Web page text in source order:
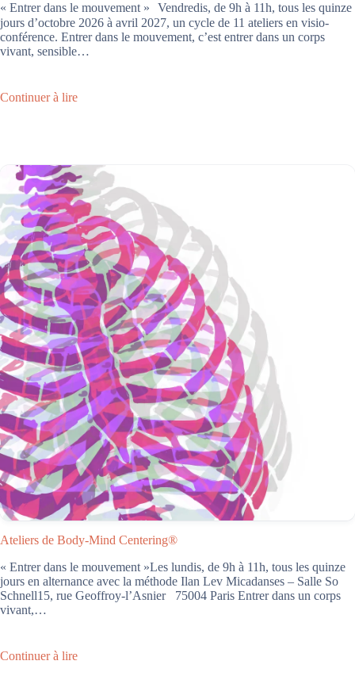
« Entrer dans le mouvement » Vendredis, de 9h à 11h, tous les quinze
jours d’octobre 2026 à avril 2027, un cycle de 11 ateliers en visio-
conférence. Entrer dans le mouvement, c’est entrer dans un corps
vivant, sensible…
Continuer à lire
Ateliers de Body-Mind Centering®
« Entrer dans le mouvement »Les lundis, de 9h à 11h, tous les quinze
jours en alternance avec la méthode Ilan Lev Micadanses – Salle So
Schnell15, rue Geoffroy-l’Asnier 75004 Paris Entrer dans un corps
vivant,…
Continuer à lire